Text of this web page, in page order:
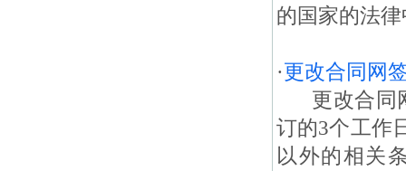
的国家的法
·更改合同网
更改合同网
订的3个工作
以外的相关